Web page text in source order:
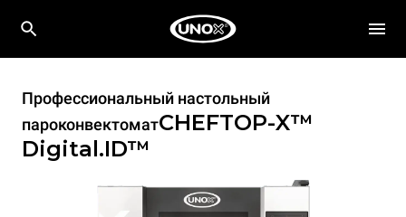
Профессиональный настольный
пароконвектоматCHEFTOP-X™
Digital.ID™